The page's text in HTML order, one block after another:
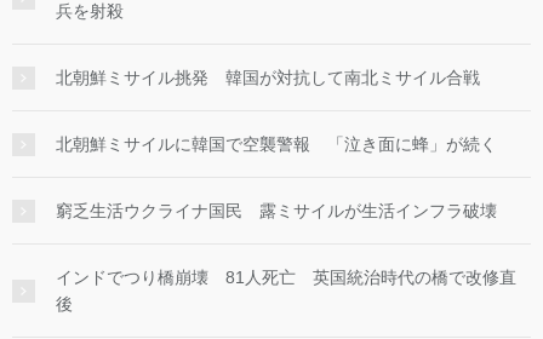
兵を射殺
北朝鮮ミサイル挑発 韓国が対抗して南北ミサイル合戦
北朝鮮ミサイルに韓国で空襲警報 「泣き面に蜂」が続く
窮乏生活ウクライナ国民 露ミサイルが生活インフラ破壊
インドでつり橋崩壊 81人死亡 英国統治時代の橋で改修直
後